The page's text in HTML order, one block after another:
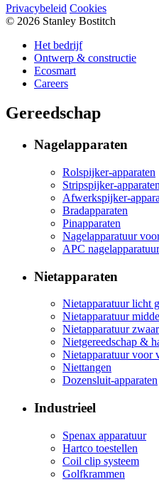
Privacybeleid Cookies
© 2026 Stanley Bostitch
Het bedrijf
Ontwerp & constructie
Ecosmart
Careers
Gereedschap
Nagelapparaten
Rolspijker-apparaten
Stripspijker-apparaten
Afwerkspijker-
Bradapparaten
Pinapparaten
Nagelapparatuur
APC nagelapparatuur
Nietapparaten
Nietapparatuur licht
Nietapparatuur
Nietapparatuur
Nietgereedschap &
Nietapparatuur voor
Niettangen
Dozensluit-apparaten
Industrieel
Spenax apparatuur
Hartco toestellen
Coil clip systeem
Golfkrammen